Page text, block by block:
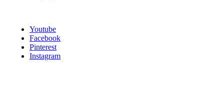
Youtube
Facebook
Pinterest
Instagram